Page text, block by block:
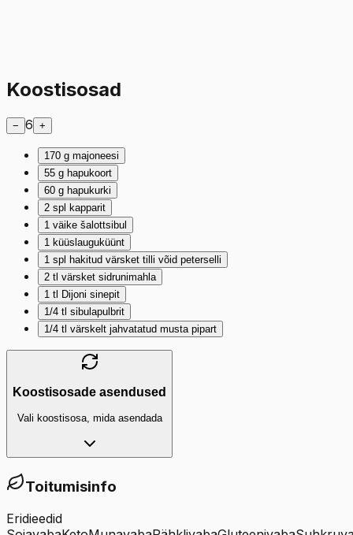
Koostisosad
− 6 +
170 g majoneesi
55 g hapukoort
60 g hapukurki
2 spl kapparit
1 väike šalottsibul
1 küüslauguküünt
1 spl hakitud värsket tilli võid peterselli
2 tl värsket sidrunimahla
1 tl Dijoni sinepit
1/4 tl sibulapulbrit
1/4 tl värskelt jahvatatud musta pipart
Koostisosade asendused
Vali koostisosa, mida asendada
Toitumisinfo
Eridieedid